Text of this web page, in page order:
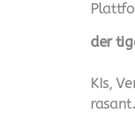
der
KIs,